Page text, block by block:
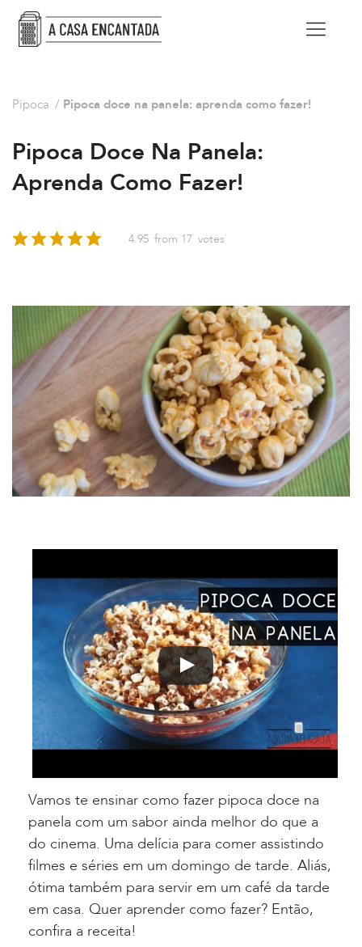
Pipoca / Pipoca doce na panela: aprenda como fazer!
Pipoca Doce Na Panela:
Aprenda Como Fazer!
4.95 from 17 votes
Vamos te ensinar como fazer pipoca doce na
panela com um sabor ainda melhor do que a
do cinema. Uma delícia para comer assistindo
filmes e séries em um domingo de tarde. Aliás,
ótima também para servir em um café da tarde
em casa. Quer aprender como fazer? Então,
confira a receita!